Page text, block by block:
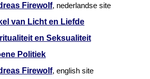
Firewolf, nederlandse site
van Licht en Liefde
en Seksualiteit
Politiek
Firewolf, english site